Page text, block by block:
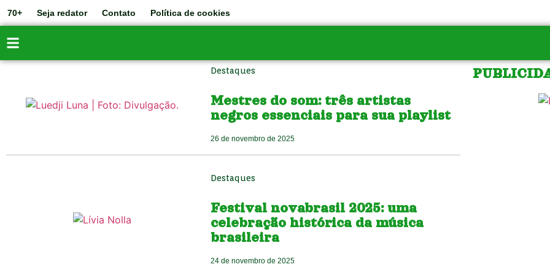
70+ Seja redator Contato Política de cookies
Destaques
Mestres do som: três artistas
negros essenciais para sua playlist
26 de novembro de 2025
Destaques
Festival novabrasil 2025: uma
celebração histórica da música
brasileira
24 de novembro de 2025